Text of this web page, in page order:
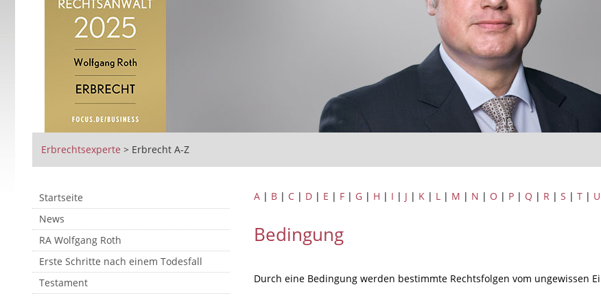
Erbrechtsexperte > Erbrecht A-Z
Startseite
News
RA Wolfgang Roth
Erste Schritte nach einem Todesfall
Testament
A| B| C| D| E | F| G| H | I | J | K| L| M | N | O | P| Q | R| S | T| U
Bedingung
Durch eine Bedingung werden bestimmte Rechtsfolgen vom ungewissen